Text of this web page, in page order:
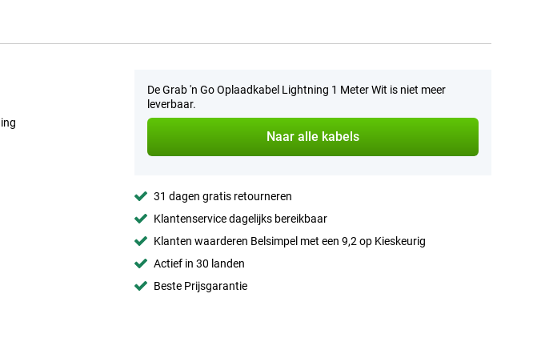
De Grab 'n Go Oplaadkabel Lightning 1 Meter Wit is niet meer
leverbaar.
Naar alle kabels
31 dagen gratis retourneren
Klantenservice dagelijks bereikbaar
Klanten waarderen Belsimpel met een 9,2 op Kieskeurig
Actief in 30 landen
Beste Prijsgarantie